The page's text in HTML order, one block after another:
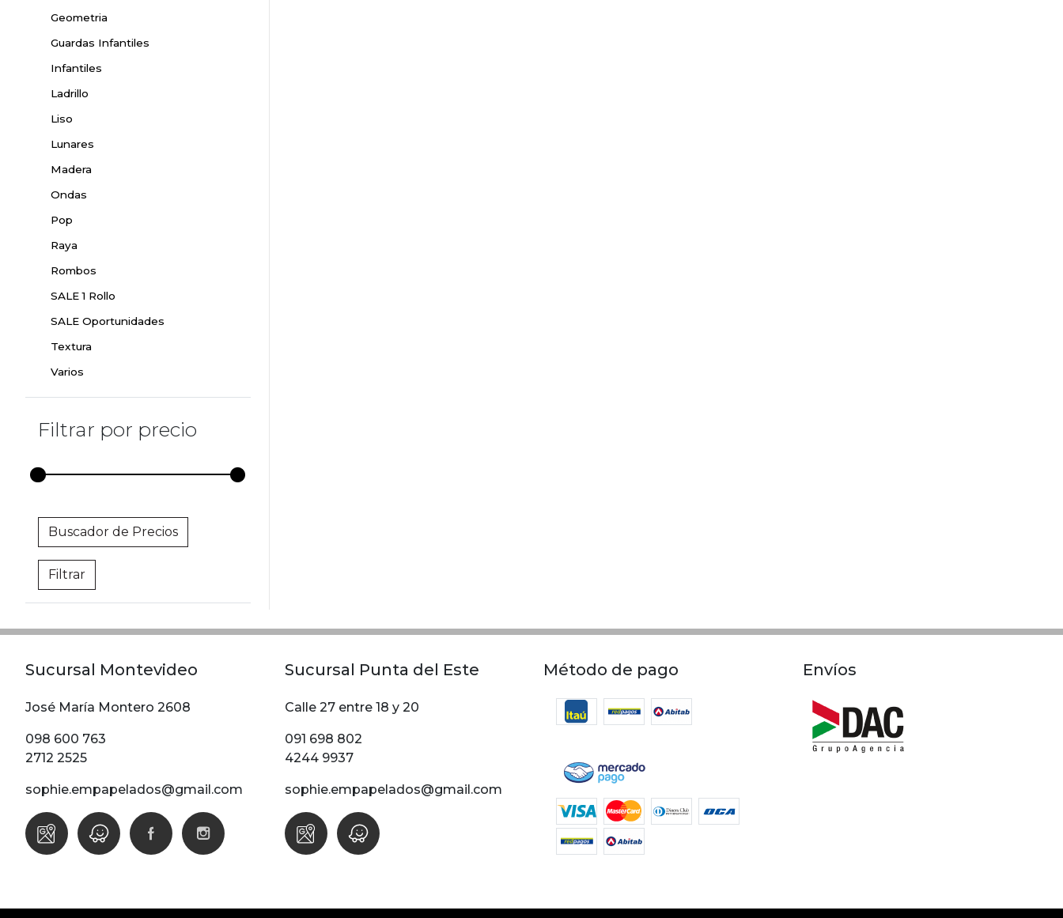
Geometria
Guardas Infantiles
Infantiles
Ladrillo
Liso
Lunares
Madera
Ondas
Pop
Raya
Rombos
SALE 1 Rollo
SALE Oportunidades
Textura
Varios
Filtrar por precio
Sucursal Montevideo
José María Montero 2608
098 600 763
2712 2525
sophie.empapelados@gmail.com
Sucursal Punta del Este
Calle 27 entre 18 y 20
091 698 802
4244 9937
sophie.empapelados@gmail.com
Método de pago Envíos